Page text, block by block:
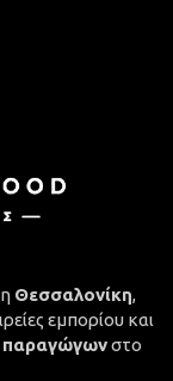
Θεσσαλονίκη,
εμπορίου και
παραγώγωνστο